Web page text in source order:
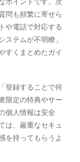
問も頻繁に寄せら
や電話で対応する
テムが不明瞭」
すくまとめたガイ
登録することで何
限定の特典やサー
個人情報は安全
は、厳重なセキュ
を持ってもらうよ